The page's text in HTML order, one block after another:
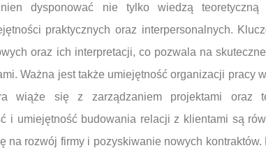
dysponować nie tylko wiedzą
praktycznych oraz interpersonalnych.
oraz ich interpretacji, co pozwala na
Ważna jest także umiejętność organizacji pracy
wiąże się z zarządzaniem projektami oraz
i umiejętność budowania relacji z klientami są
na rozwój firmy i pozyskiwanie nowych kontraktów.